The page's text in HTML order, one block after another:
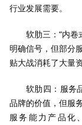
行业发展需要。
软肋三：“内
明确信号，但部分
贴大战消耗了大量
软肋四：服务
品牌的价值，但服
服务能力产品化